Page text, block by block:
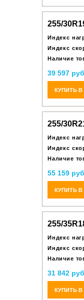
255/
Индекс
Индекс
Наличие
39 597
КУПИТЬ В
255/
Индекс
Индекс
Наличие
55 159
КУПИТЬ В
255/
Индекс
Индекс
Наличие
31 842
КУПИТЬ В